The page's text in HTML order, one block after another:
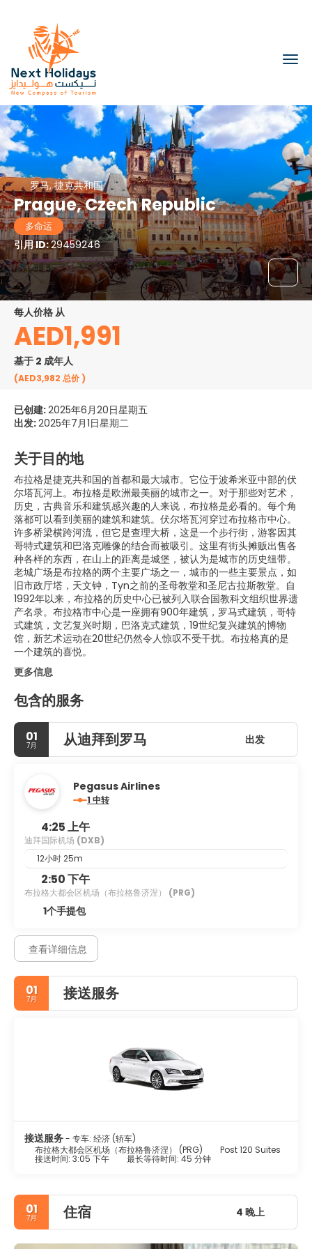
罗马, 捷克共和国
Prague, Czech Republic
多命运
引用 ID:29459246
每人价格 从
AED1,991
基于 2 成年人
(AED3,982 总价)
已创建:2025年6月20日星期五
出发:2025年7月1日星期二
关于目的地
布拉格是捷克共和国的首都和最大城市。它位于波希米亚中部的伏
尔塔瓦河上。布拉格是欧洲最美丽的城市之一。对于那些对艺术，
历史，古典音乐和建筑感兴趣的人来说，布拉格是必看的。每个角
落都可以看到美丽的建筑和建筑。伏尔塔瓦河穿过布拉格市中心。
许多桥梁横跨河流，但它是查理大桥，这是一个步行街，游客因其
哥特式建筑和巴洛克雕像的结合而被吸引。这里有街头摊贩出售各
种各样的东西，在山上的距离是城堡，被认为是城市的历史纽带。
老城广场是布拉格的两个主要广场之一，城市的一些主要景点，如
旧市政厅塔，天文钟，Tyn之前的圣母教堂和圣尼古拉斯教堂。自
1992年以来，布拉格的历史中心已被列入联合国教科文组织世界遗
产名录。布拉格市中心是一座拥有900年建筑，罗马式建筑，哥特
式建筑，文艺复兴时期，巴洛克式建筑，19世纪复兴建筑的博物
馆，新艺术运动在20世纪仍然令人惊叹不受干扰。布拉格真的是
一个建筑的喜悦。
更多信息
包含的服务
01
7月 从迪拜到罗马 出发
Pegasus Airlines
1 中转
4:25 上午
迪拜国际机场 (DXB)
12小时 25m
2:50 下午
布拉格大都会区机场（布拉格鲁济涅） (PRG)
1个手提包
查看详细信息
01
7月 接送服务
接送服务- 专车: 经济 (轿车)
布拉格大都会区机场（布拉格鲁济涅） (PRG)
Post 120 Suites
接送时间: 3:05 下午 最长等待时间: 45 分钟
01
7月 住宿 4 晚上